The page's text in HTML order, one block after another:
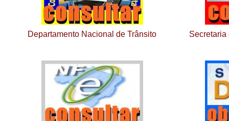
Departamento Nacional de Trânsito Secretaria